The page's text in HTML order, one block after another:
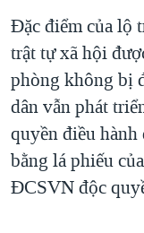
Đặc điểm của lộ
trật tự xã hội
phòng không bị
dân vẫn phát
quyền điều hành
bằng lá phiếu
ĐCSVN độc